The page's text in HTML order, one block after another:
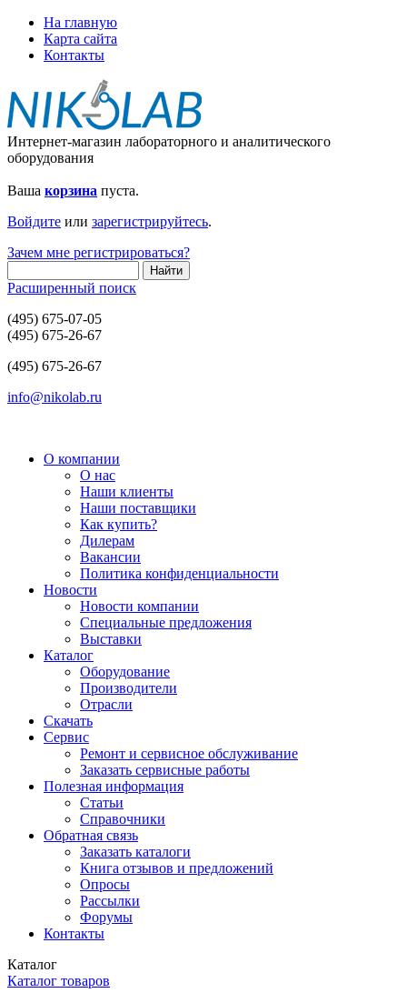
На главную
Карта сайта
Контакты
Интернет-магазин лабораторного и аналитического
оборудования
Ваша корзина пуста.
Войдите или зарегистрируйтесь.
Зачем мне регистрироваться?
Расширенный поиск
(495) 675-07-05
(495) 675-26-67
(495) 675-26-67
info@nikolab.ru
О компании
О нас
Наши клиенты
Наши поставщики
Как купить?
Дилерам
Вакансии
Политика конфиденциальности
Новости
Новости компании
Специальные предложения
Выставки
Каталог
Оборудование
Производители
Отрасли
Скачать
Сервис
Ремонт и сервисное обслуживание
Заказать сервисные работы
Полезная информация
Статьи
Справочники
Обратная связь
Заказать каталоги
Книга отзывов и предложений
Опросы
Рассылки
Форумы
Контакты
Каталог
Каталог товаров